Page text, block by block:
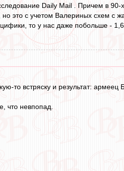
Daily Mail . Причем в 90-
это с учетом Валериных схем с
то у нас даже побольше -
то встряску и результат:
что невпопад.